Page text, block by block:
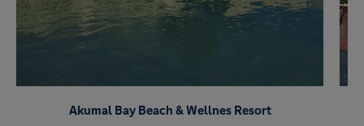
Akumal Bay Beach & Wellnes Resort